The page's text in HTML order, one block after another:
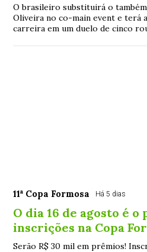
O brasileiro substituirá o
Oliveira no co-main event e terá
carreira em um duelo de cinco
11ª Copa Formosa Há 5 dias
O dia 16 de agosto é
inscrições na Copa
Serão R$ 30 mil em prêmios!